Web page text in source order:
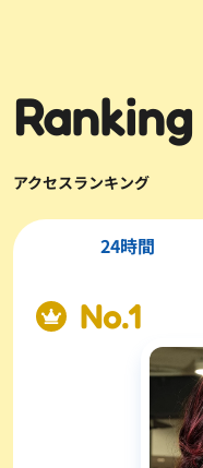
Ranking
アクセスランキング
24時間